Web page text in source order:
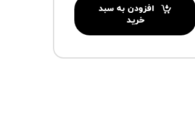
افزودن به سبد
خرید